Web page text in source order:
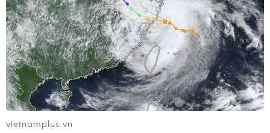
Theo dõi VietnamPlus
TIN LIÊN QUAN
vietnamplus.vn